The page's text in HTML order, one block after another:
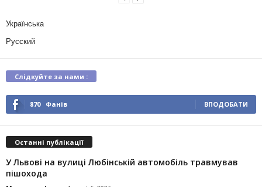
Українська
Русский
Слідкуйте за нами :
870 Фанів ВПОДОБАТИ
Останні публікації
У Львові на вулиці Любінській автомобіль травмував
пішохода